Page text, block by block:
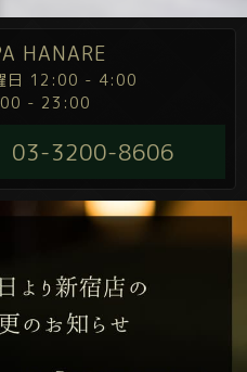
HANARE
日 12:00 - 4:00
- 23:00
03-3200-8606